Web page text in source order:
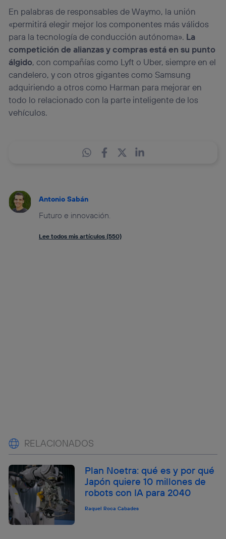
En palabras de responsables de Waymo, la unión
«permitirá elegir mejor los componentes más válidos
para la tecnología de conducción autónoma». La
competición de alianzas y compras está en su punto
álgido, con compañías como Lyft o Uber, siempre en el
candelero, y con otros gigantes como Samsung
adquiriendo a otros como Harman para mejorar en
todo lo relacionado con la parte inteligente de los
vehículos.
Antonio Sabán
Futuro e innovación.
Lee todos mis artículos (550)
RELACIONADOS
Plan Noetra: qué es y por qué
Japón quiere 10 millones de
robots con IA para 2040
Raquel Roca Cabades